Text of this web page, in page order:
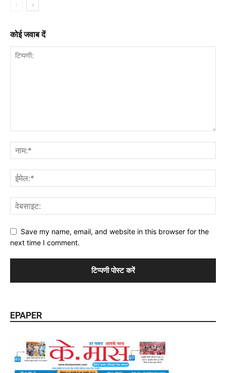
कोई जवाब दें
Save my name, email, and website in this browser for the
next time I comment.
EPAPER